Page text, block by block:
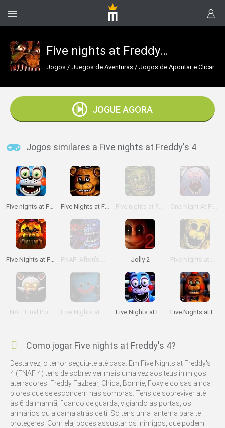
Five nights at Freddy's 4
Jogos / Juegos de Aventuras / Jogos de Apontar e Clicar
JOGUE AGORA
Jogos similares a Five nights at Freddy's 4
Five nights at Freddy's 2 Five Nights at Freddy's Five nights at Freddy's 3 One Night At Flumpty's
Five Nights at Freddy's: Ultimate FNAF: Afton's Nightmare Jolly 2 Five Nights at Golden Freddy's
FNAF: Final Purgatory Five Nights at Huggy Five Nights at Freddy's 2 Remaster Five Nights at Freddy's 3D
Como jogar Five nights at Freddy's 4?
Desta vez, o terror seguiu-te até casa. Em Five Nights at Freddy's
4 (FNAF 4) tens de sobreviver mais uma vez aos teus inimigos
aterradores: Freddy Fazbear, Chica, Bonnie, Foxy e coisas ainda
piores que se escondem nas sombras. Tens de sobreviver até
às 6 da manhã, ficando de guarda, vigiando as portas, os
armários ou a cama atrás de ti. Só tens uma lanterna para te
protegeres. Com ela, podes assustar os inimigos, que podem